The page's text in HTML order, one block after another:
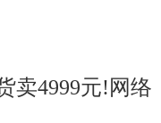
卖4999元!网络